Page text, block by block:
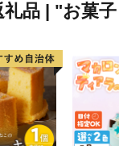
生の里遺跡公園を
にある道の駅高松
ェ」を設置し、か
眺めるスポットと
。
礼品 | "お菓